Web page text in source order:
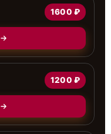
1600 ₽
1200 ₽